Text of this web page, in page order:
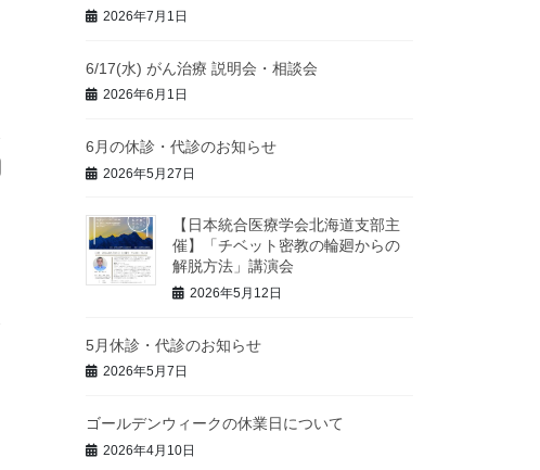
2026年7月1日
6/17(水) がん治療 説明会・相談会
2026年6月1日
6月の休診・代診のお知らせ
2026年5月27日
【日本統合医療学会北海道支部主
催】「チベット密教の輪廻からの
解脱方法」講演会
2026年5月12日
5月休診・代診のお知らせ
2026年5月7日
ゴールデンウィークの休業日について
2026年4月10日